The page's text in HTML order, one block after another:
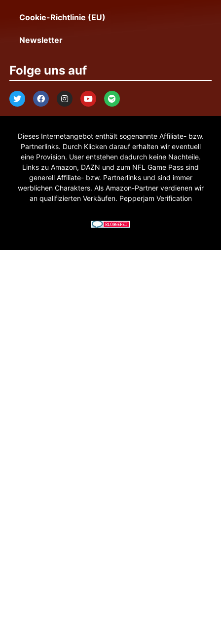
Cookie-Richtlinie (EU)
Newsletter
Folge uns auf
Dieses Internetangebot enthält sogenannte Affiliate- bzw.
Partnerlinks. Durch Klicken darauf erhalten wir eventuell
eine Provision. User entstehen dadurch keine Nachteile.
Links zu Amazon, DAZN und zum NFL Game Pass sind
generell Affiliate- bzw. Partnerlinks und sind immer
werblichen Charakters. Als Amazon-Partner verdienen wir
an qualifizierten Verkäufen. Pepperjam Verification